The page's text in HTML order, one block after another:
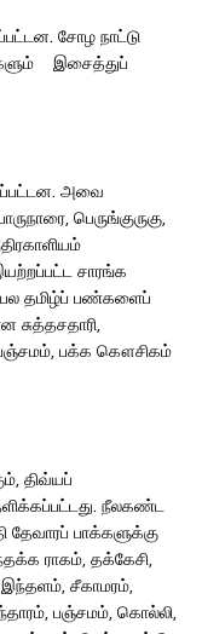
சோழ நாட்டு
இசைத்துப்
அவை
பெருங்குருகு,
சாரங்க
தமிழ்ப் பண்களைப்
சுத்தசதாரி,
பக்க கௌசிகம்
திவ்யப்
நீலகண்ட
பாக்களுக்கு
ராகம், தக்கேசி,
இந்தளம், சீகாமரம்,
பஞ்சமம், கொல்லி,